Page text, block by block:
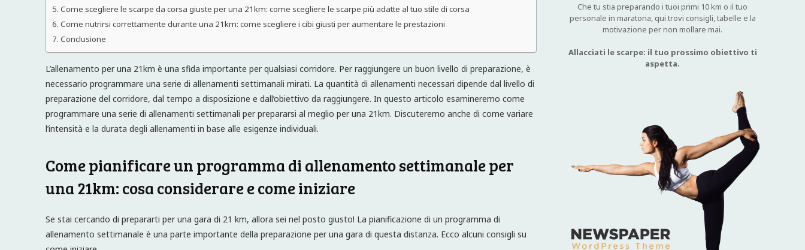
Come scegliere le scarpe da corsa giuste per una 21km: come scegliere le scarpe più adatte al tuo stile di corsa
Come nutrirsi correttamente durante una 21km: come scegliere i cibi giusti per aumentare le prestazioni
Conclusione
L’allenamento per una 21km è una sfida importante per qualsiasi corridore. Per raggiungere un buon livello di preparazione, è
necessario programmare una serie di allenamenti settimanali mirati. La quantità di allenamenti necessari dipende dal livello di
preparazione del corridore, dal tempo a disposizione e dall’obiettivo da raggiungere. In questo articolo esamineremo come
programmare una serie di allenamenti settimanali per prepararsi al meglio per una 21km. Discuteremo anche di come variare
l’intensità e la durata degli allenamenti in base alle esigenze individuali.
Come pianificare un programma di allenamento settimanale per
una 21km: cosa considerare e come iniziare
Se stai cercando di prepararti per una gara di 21 km, allora sei nel posto giusto! La pianificazione di un programma di
allenamento settimanale è una parte importante della preparazione per una gara di questa distanza. Ecco alcuni consigli su
Che tu stia preparando i tuoi primi 10 km o il tuo
personale in maratona, qui trovi consigli, tabelle e la
motivazione per non mollare mai.
Allacciati le scarpe: il tuo prossimo obiettivo ti
aspetta.